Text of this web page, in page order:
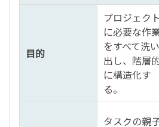
目的
プロジェクト
に必要な作
をすべて洗い
出し、階層
に構造化す
る。
タスクの親